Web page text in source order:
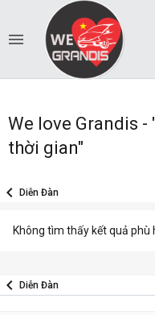
We love Grandis -
thời gian"
Diễn Đàn
Không tìm thấy kết quả phù
Diễn Đàn